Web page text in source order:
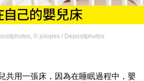
, © jolopes / Depositphotos
共用一張床，因為在睡眠過程中，嬰